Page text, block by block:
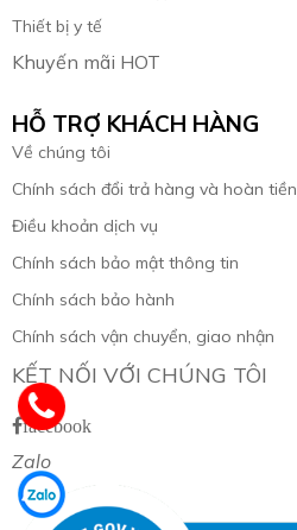
Thiết bị y tế
Khuyến mãi HOT
HỖ TRỢ KHÁCH HÀNG
Về chúng tôi
Chính sách đổi trả hàng và hoàn tiền
Điều khoản dịch vụ
Chính sách bảo mật thông tin
Chính sách bảo hành
Chính sách vận chuyển, giao nhận
KẾT NỐI VỚI CHÚNG TÔI
facebook
Zalo